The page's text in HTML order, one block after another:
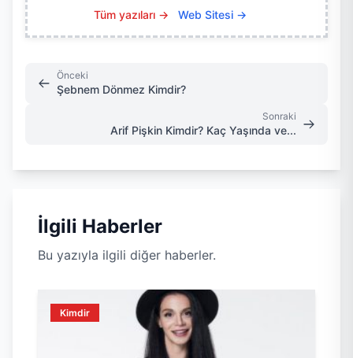
Tüm yazıları → Web Sitesi →
Önceki
Şebnem Dönmez Kimdir?
Sonraki
Arif Pişkin Kimdir? Kaç Yaşında ve...
İlgili Haberler
Bu yazıyla ilgili diğer haberler.
Kimdir